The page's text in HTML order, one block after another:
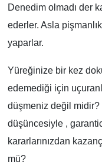
Denedim olmadı der
ederler. Asla
yaparlar.
Yüreğinize bir kez
edemediği için
düşmeniz değil midir?
düşüncesiyle ,
kararlarınızdan
mü?